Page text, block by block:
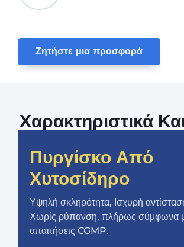
Ζητήστε μια προσφορά
Χαρακτηριστικά
Πυργίσκο Από
Χυτοσίδηρο
Υψηλή σκληρότητα, Ισχυρή
Χωρίς ρύπανση, πλήρως σύμφωνα
απαιτήσεις CGMP.